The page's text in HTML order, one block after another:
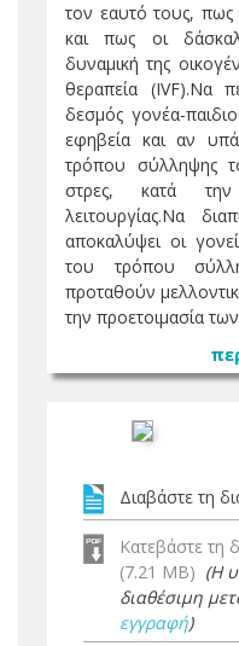
τον εαυτό τους, πως
και πως οι
δυναμική της
θεραπεία (IVF).Να
δεσμός γονέα-
εφηβεία και αν
τρόπου σύλληψης
στρες, κατά
λειτουργίας.Να
αποκαλύψει οι
του τρόπου
προταθούν
την προετοιμασία
Διαβάστε τη
Κατεβάστε τη
(7.21 MB) (Η
διαθέσιμη
εγγραφή)